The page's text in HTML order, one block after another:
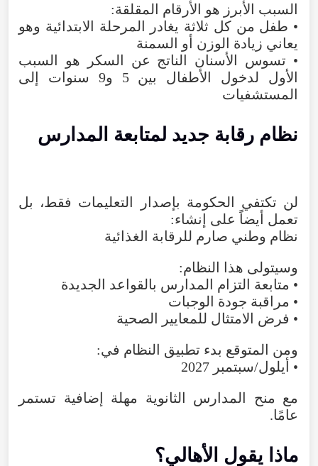
السبب الأبرز هو الأرقام المقلقة:
• طفل من كل ثلاثة يغادر المرحلة الابتدائية وهو
يعاني زيادة الوزن أو السمنة
• تسوس الأسنان الناتج عن السكر هو السبب
الأول لدخول الأطفال بين 5 و9 سنوات إلى
المستشفيات
نظام رقابة جديد لمتابعة المدارس
لن تكتفي الحكومة بإصدار التعليمات فقط، بل
تعمل أيضاً على إنشاء:
نظام وطني صارم للرقابة الغذائية
وسيتولى هذا النظام:
• متابعة التزام المدارس بالقواعد الجديدة
• مراقبة جودة الوجبات
• فرض الامتثال للمعايير الصحية
ومن المتوقع بدء تطبيق النظام في:
• أيلول/سبتمبر 2027
مع منح المدارس الثانوية مهلة إضافية تستمر
عامًا.
ماذا يقول الأهالي؟